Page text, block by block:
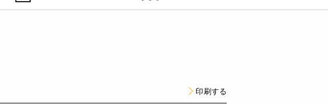
印刷する